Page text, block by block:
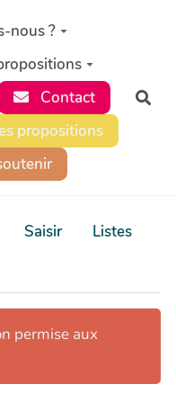
nous ?
Contact
propositions
Saisir
Listes
permise aux